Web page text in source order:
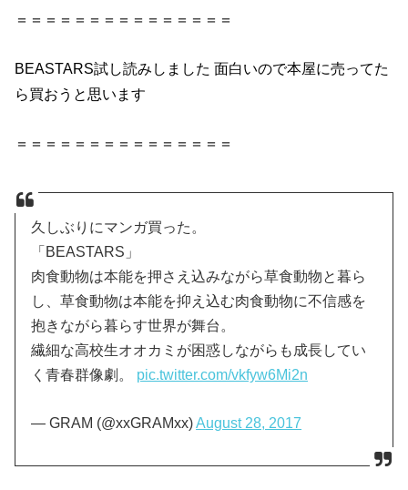
＝＝＝＝＝＝＝＝＝＝＝＝＝＝＝
BEASTARS試し読みしました面白いので本屋に売ってた
ら買おうと思います
＝＝＝＝＝＝＝＝＝＝＝＝＝＝＝
久しぶりにマンガ買った。
「BEASTARS」
肉食動物は本能を押さえ込みながら草食動物と暮ら
し、草食動物は本能を抑え込む肉食動物に不信感を
抱きながら暮らす世界が舞台。
繊細な高校生オオカミが困惑しながらも成長してい
く青春群像劇。 pic.twitter.com/vkfyw6Mi2n
— GRAM (@xxGRAMxx)August 28, 2017